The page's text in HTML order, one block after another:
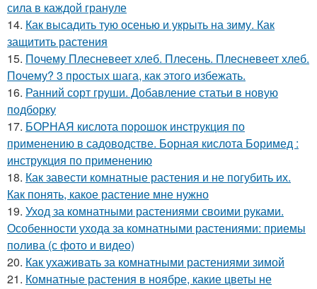
сила в каждой грануле
14. Как высадить тую осенью и укрыть на зиму. Как
защитить растения
15. Почему Плесневеет хлеб. Плесень. Плесневеет хлеб.
Почему? 3 простых шага, как этого избежать.
16. Ранний сорт груши. Добавление статьи в новую
подборку
17. БОРНАЯ кислота порошок инструкция по
применению в садоводстве. Борная кислота Боримед :
инструкция по применению
18. Как завести комнатные растения и не погубить их.
Как понять, какое растение мне нужно
19. Уход за комнатными растениями своими руками.
Особенности ухода за комнатными растениями: приемы
полива (с фото и видео)
20. Как ухаживать за комнатными растениями зимой
21. Комнатные растения в ноябре, какие цветы не